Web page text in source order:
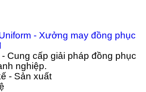
Cung cấp giải pháp đồng phục
nghiệp.
- Sản xuất